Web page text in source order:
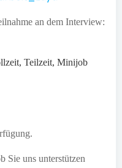
an dem Interview:
Teilzeit, Minijob
Sie uns unterstützen